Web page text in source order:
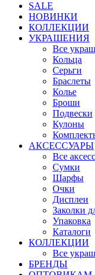
SALE
НОВИНКИ
КОЛЛЕКЦИИ
УКРАШЕНИЯ
Все
Кольца
Серьги
Браслеты
Колье
Броши
Подвески
Кулоны
АКСЕССУАРЫ
Все
Сумки
Шарфы
Очки
Дисплеи
Заколки
Упаковка
Каталоги
КОЛЛЕКЦИИ
Все
БРЕНДЫ